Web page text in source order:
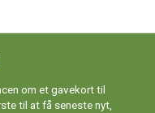
om et gavekort til
til at få seneste nyt,